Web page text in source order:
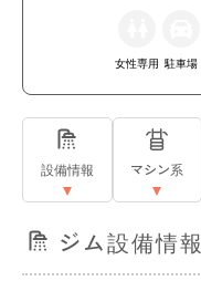
女性専用 駐車場
設備情報 マシン系
ジム設備情報